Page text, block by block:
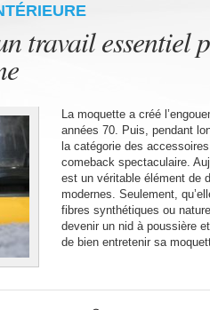
travail essentiel
La moquette a créé
années 70. Puis, pendant
la catégorie des
comeback spectaculaire.
est un véritable élément de
modernes. Seulement,
fibres synthétiques ou
devenir un nid à poussière
de bien entretenir sa